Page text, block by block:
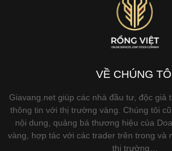
VỀ CHÚNG
Giavang.net giúp các nhà đầu tư, độc giả
thông tin với thị trường vàng. Chúng tôi
nội dung, quảng bá thương hiệu của
vàng, hợp tác với các trader trên trong và
thị trường…